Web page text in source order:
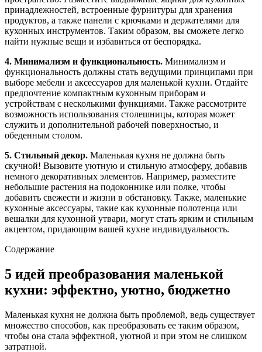
принадлежностей, встроенные фурнитуры для хранения
продуктов, а также панели с крючками и держателями для
кухонных инструментов. Таким образом, вы сможете легко
найти нужные вещи и избавиться от беспорядка.
4. Минимализм и функциональность. Минимализм и
функциональность должны стать ведущими принципами при
выборе мебели и аксессуаров для маленькой кухни. Отдайте
предпочтение компактным кухонным приборам и
устройствам с несколькими функциями. Также рассмотрите
возможность использования столешницы, которая может
служить и дополнительной рабочей поверхностью, и
обеденным столом.
5. Стильный декор. Маленькая кухня не должна быть
скучной! Вызовите уютную и стильную атмосферу, добавив
немного декоративных элементов. Например, разместите
небольшие растения на подоконнике или полке, чтобы
добавить свежести и жизни в обстановку. Также, маленькие
кухонные аксессуары, такие как кухонные полотенца или
вешалки для кухонной утвари, могут стать ярким и стильным
акцентом, придающим вашей кухне индивидуальность.
Содержание
5 идей преобразования маленькой
кухни: эффектно, уютно, бюджетно
Маленькая кухня не должна быть проблемой, ведь существует
множество способов, как преобразовать ее таким образом,
чтобы она стала эффектной, уютной и при этом не слишком
затратной.